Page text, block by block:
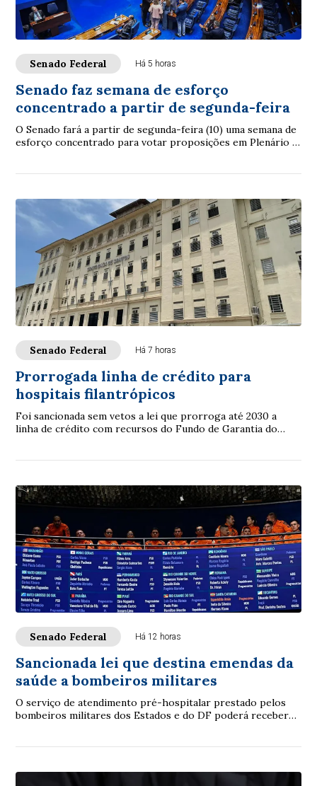
Senado Federal Há 5 horas
Senado faz semana de esforço
concentrado a partir de segunda-feira
O Senado fará a partir de segunda-feira (10) uma semana de
esforço concentrado para votar proposições em Plenário e
Senado Federal Há 7 horas
Prorrogada linha de crédito para
hospitais filantrópicos
Foi sancionada sem vetos a lei que prorroga até 2030 a
linha de crédito com recursos do Fundo de Garantia do
Senado Federal Há 12 horas
Sancionada lei que destina emendas da
saúde a bombeiros militares
O serviço de atendimento pré-hospitalar prestado pelos
bombeiros militares dos Estados e do DF poderá receber